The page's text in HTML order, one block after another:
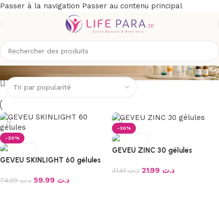
Passer à la navigation Passer au contenu principal
GEVEU
-20%
GEVEU SKINLIGHT 60 gélules
د.ت74.99 د.ت
-30%
GEVEU ZINC 30 gélules
د.ت31.41 د.ت